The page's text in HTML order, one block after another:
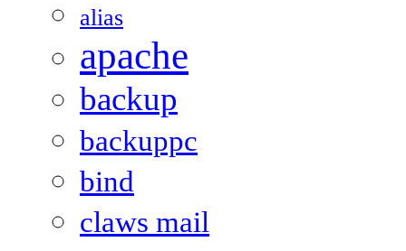
alias
apache
backup
backuppc
bind
claws mail